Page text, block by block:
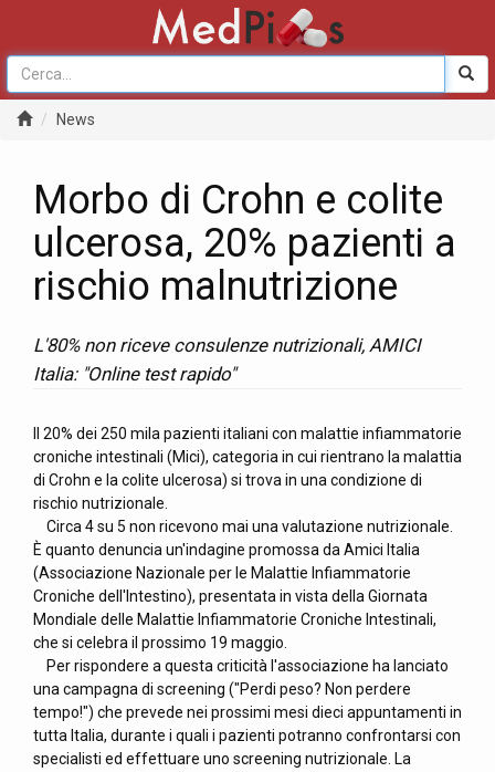
News
Morbo di Crohn e colite
ulcerosa, 20% pazienti a
rischio malnutrizione
L'80% non riceve consulenze nutrizionali, AMICI
Italia: "Online test rapido"
Il 20% dei 250 mila pazienti italiani con malattie infiammatorie
croniche intestinali (Mici), categoria in cui rientrano la malattia
di Crohn e la colite ulcerosa) si trova in una condizione di
rischio nutrizionale.
Circa 4 su 5 non ricevono mai una valutazione nutrizionale.
È quanto denuncia un'indagine promossa da Amici Italia
(Associazione Nazionale per le Malattie Infiammatorie
Croniche dell'Intestino), presentata in vista della Giornata
Mondiale delle Malattie Infiammatorie Croniche Intestinali,
che si celebra il prossimo 19 maggio.
Per rispondere a questa criticità l'associazione ha lanciato
una campagna di screening ("Perdi peso? Non perdere
tempo!") che prevede nei prossimi mesi dieci appuntamenti in
tutta Italia, durante i quali i pazienti potranno confrontarsi con
specialisti ed effettuare uno screening nutrizionale. La